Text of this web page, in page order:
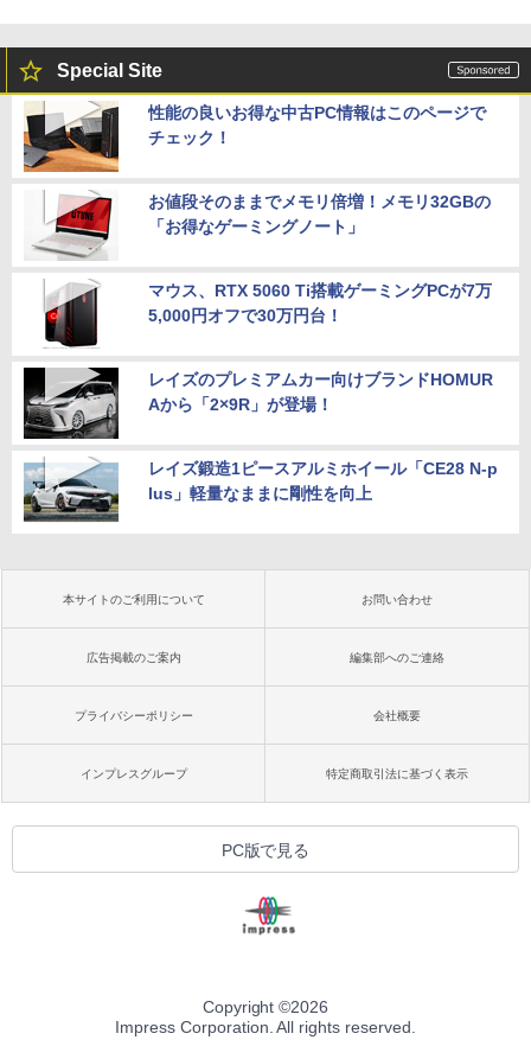
Special Site
性能の良いお得な中古PC情報はこのページで
チェック！
お値段そのままでメモリ倍増！メモリ32GBの
「お得なゲーミングノート」
マウス、RTX 5060 Ti搭載ゲーミングPCが7万
5,000円オフで30万円台！
レイズのプレミアムカー向けブランドHOMUR
Aから「2×9R」が登場！
レイズ鍛造1ピースアルミホイール「CE28 N-p
lus」軽量なままに剛性を向上
本サイトのご利用について お問い合わせ
広告掲載のご案内 編集部へのご連絡
プライバシーポリシー 会社概要
インプレスグループ 特定商取引法に基づく表示
PC版で見る
Copyright ©2026
Impress Corporation. All rights reserved.